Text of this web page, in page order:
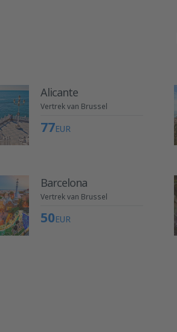
Alicante
Vertrek van Brussel
77EUR
Barcelona
Vertrek van Brussel
50EUR